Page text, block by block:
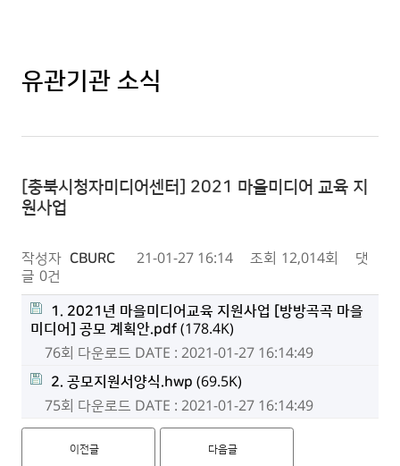
유관기관 소식
[충북시청자미디어센터] 2021 마을미디어 교육 지
원사업
작성자 CBURC 21-01-27 16:14 조회 12,014회
댓
글 0건
1. 2021년 마을미디어교육 지원사업 [방방곡곡 마을
미디어] 공모 계획안.pdf(178.4K)
76회 다운로드 DATE : 2021-01-27 16:14:49
2. 공모지원서양식.hwp (69.5K)
75회 다운로드 DATE : 2021-01-27 16:14:49
이전글 다음글